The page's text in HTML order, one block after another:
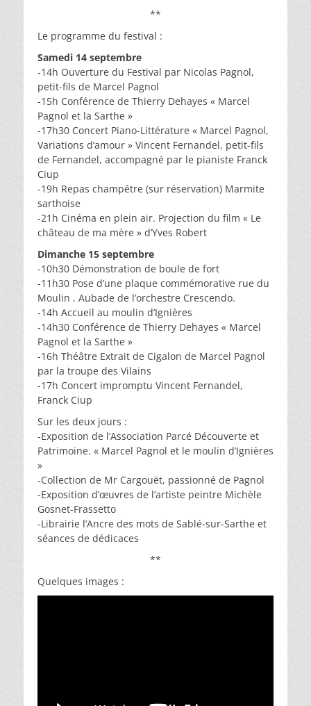
**
Le programme du festival :
Samedi 14 septembre
-14h Ouverture du Festival par Nicolas Pagnol,
petit-fils de Marcel Pagnol
-15h Conférence de Thierry Dehayes « Marcel
Pagnol et la Sarthe »
-17h30 Concert Piano-Littérature « Marcel Pagnol,
Variations d’amour » Vincent Fernandel, petit-fils
de Fernandel, accompagné par le pianiste Franck
Ciup
-19h Repas champêtre (sur réservation) Marmite
sarthoise
-21h Cinéma en plein air. Projection du film « Le
château de ma mère » d’Yves Robert
Dimanche 15 septembre
-10h30 Démonstration de boule de fort
-11h30 Pose d’une plaque commémorative rue du
Moulin . Aubade de l’orchestre Crescendo.
-14h Accueil au moulin d’Ignières
-14h30 Conférence de Thierry Dehayes « Marcel
Pagnol et la Sarthe »
-16h Théâtre Extrait de Cigalon de Marcel Pagnol
par la troupe des Vilains
-17h Concert impromptu Vincent Fernandel,
Franck Ciup
Sur les deux jours :
-Exposition de l’Association Parcé Découverte et
Patrimoine. « Marcel Pagnol et le moulin d’Ignières
»
-Collection de Mr Cargouët, passionné de Pagnol
-Exposition d’œuvres de l’artiste peintre Michèle
Gosnet-Frassetto
-Librairie l’Ancre des mots de Sablé-sur-Sarthe et
séances de dédicaces
**
Quelques images :